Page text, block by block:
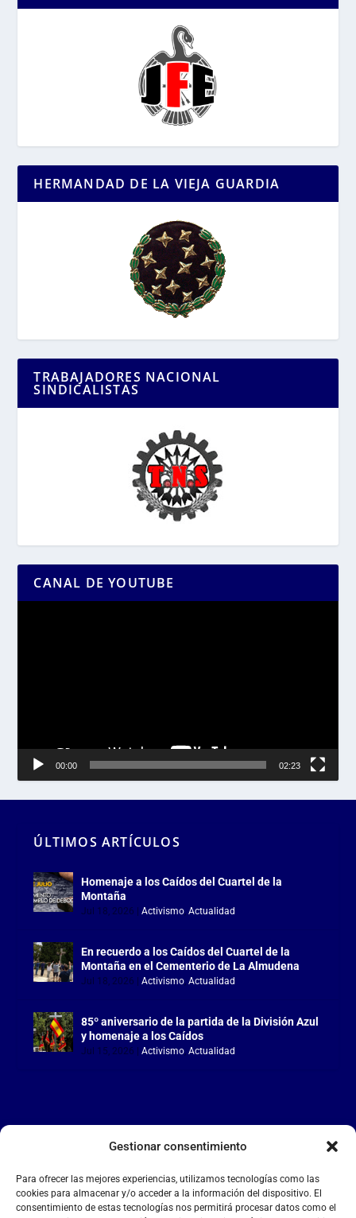
Gestionar consentimiento
Para ofrecer las mejores experiencias, utilizamos tecnologías como las
cookies para almacenar y/o acceder a la información del dispositivo. El
consentimiento de estas tecnologías nos permitirá procesar datos como el
HERMANDAD DE LA VIEJA GUARDIA
TRABAJADORES NACIONAL
SINDICALISTAS
CANAL DE YOUTUBE
00:00 02:23
ÚLTIMOS ARTÍCULOS
Homenaje a los Caídos del Cuartel de la
Montaña
Jul 18, 2026 |Activismo,Actualidad
En recuerdo a los Caídos del Cuartel de la
Montaña en el Cementerio de La Almudena
Jul 18, 2026 |Activismo,Actualidad
85º aniversario de la partida de la División Azul
y homenaje a los Caídos
Jul 15, 2026 |Activismo,Actualidad
LA FALANGE
Reproductor
de